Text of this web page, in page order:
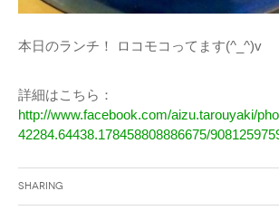
本日のランチ！ ロコモコってます(^_^)v
詳細はこちら：
http://www.facebook.com/aizu.tarouyaki/
42284.64438.178458808886675/
Sharing